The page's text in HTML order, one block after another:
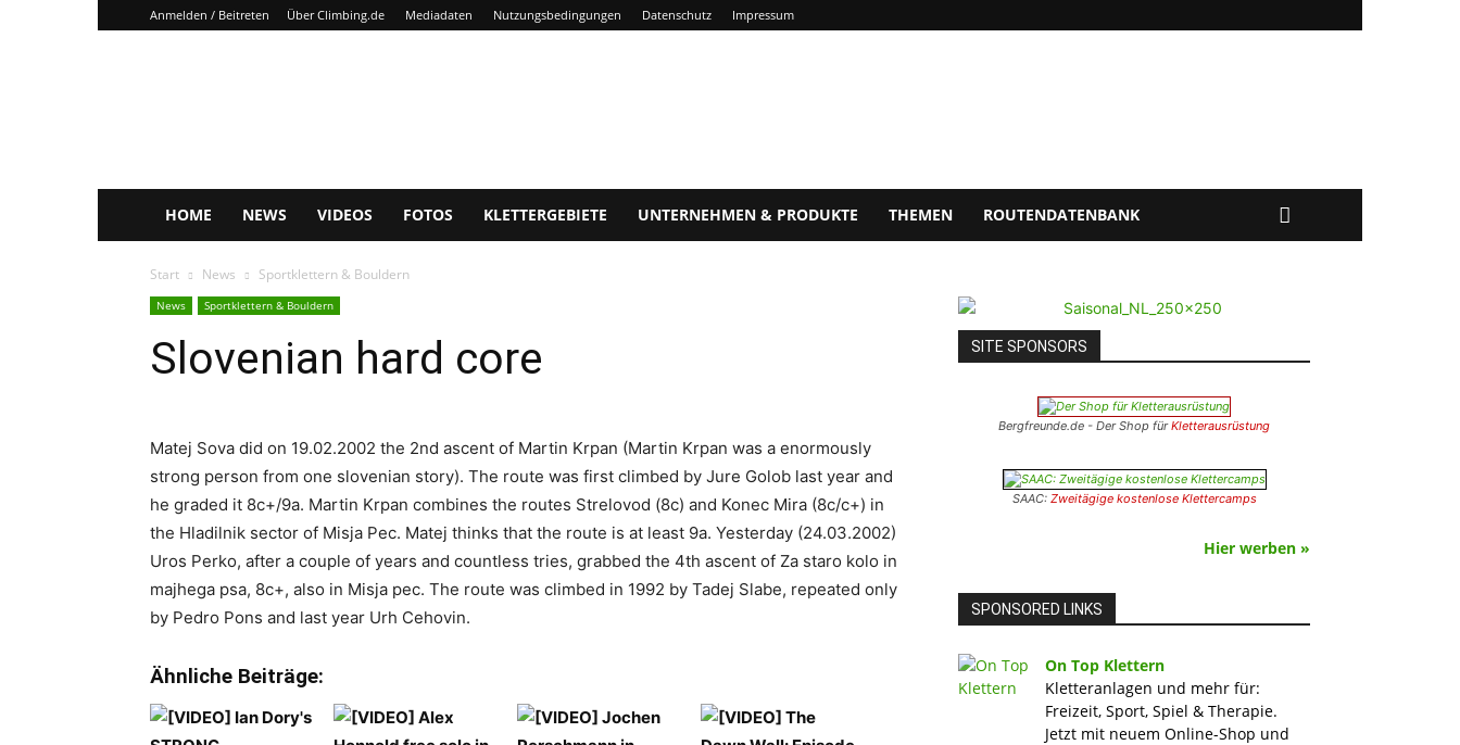
Anmelden / Beitreten Über Climbing.de Mediadaten Nutzungsbedingungen Datenschutz Impressum
HOME NEWS VIDEOS FOTOS KLETTERGEBIETE UNTERNEHMEN & PRODUKTE THEMEN ROUTENDATENBANK
Start News Sportklettern & Bouldern
News Sportklettern & Bouldern
Slovenian hard core
Matej Sova did on 19.02.2002 the 2nd ascent of Martin Krpan (Martin Krpan was a enormously
strong person from one slovenian story). The route was first climbed by Jure Golob last year and
he graded it 8c+/9a. Martin Krpan combines the routes Strelovod (8c) and Konec Mira (8c/c+) in
the Hladilnik sector of Misja Pec. Matej thinks that the route is at least 9a. Yesterday (24.03.2002)
Uros Perko, after a couple of years and countless tries, grabbed the 4th ascent of Za staro kolo in
majhega psa, 8c+, also in Misja pec. The route was climbed in 1992 by Tadej Slabe, repeated only
by Pedro Pons and last year Urh Cehovin.
Ähnliche Beiträge:
SITE SPONSORS
Bergfreunde.de - Der Shop fürKletterausrüstung
SAAC: Zweitägige kostenlose Klettercamps
Hier werben »
SPONSORED LINKS
On Top Klettern
Kletteranlagen und mehr für:
Freizeit, Sport, Spiel & Therapie.
Jetzt mit neuem Online-Shop und